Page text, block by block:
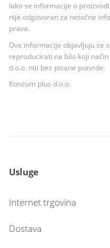
Iako se informacije o
nije odgovoran za netočne
prava.
Ove informacije objavljuju se
reproducirati na bilo koji
d.o.o. niti bez pisane potvrde.
Konzum plus d.o.o.
Usluge
Internet trgovina
Dostava